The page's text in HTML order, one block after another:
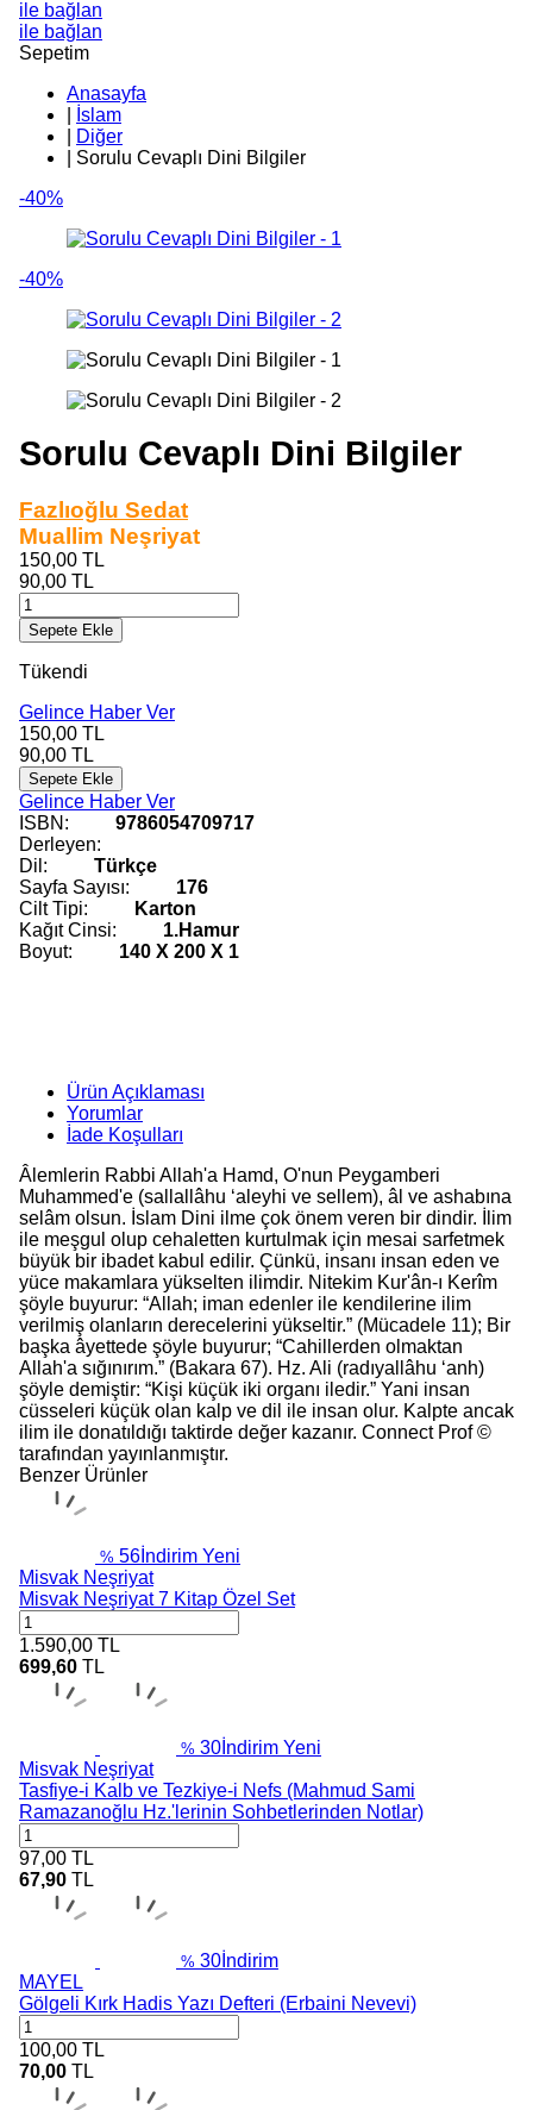
ile bağlan
ile bağlan
Sepetim
Anasayfa
İslam
Diğer
Sorulu Cevaplı Dini Bilgiler
-40%
-40%
Sorulu Cevaplı Dini Bilgiler
Fazlıoğlu Sedat
Muallim Neşriyat
150,00 TL
90,00 TL
Sepete Ekle
Tükendi
Gelince Haber Ver
150,00 TL
90,00 TL
Sepete Ekle
Gelince Haber Ver
ISBN:
9786054709717
Derleyen:
Dil:
Türkçe
Sayfa Sayısı:
176
Cilt Tipi:
Karton
Kağıt Cinsi:
1.Hamur
Boyut:
140 X 200 X 1
Ürün Açıklaması
Yorumlar
İade Koşulları
Âlemlerin Rabbi Allah'a Hamd, O'nun Peygamberi
Muhammed'e (sallallâhu ‘aleyhi ve sellem), âl ve ashabına
selâm olsun. İslam Dini ilme çok önem veren bir dindir. İlim
ile meşgul olup cehaletten kurtulmak için mesai sarfetmek
büyük bir ibadet kabul edilir. Çünkü, insanı insan eden ve
yüce makamlara yükselten ilimdir. Nitekim Kur'ân-ı Kerîm
şöyle buyurur: “Allah; iman edenler ile kendilerine ilim
verilmiş olanların derecelerini yükseltir.” (Mücadele 11); Bir
başka âyettede şöyle buyurur; “Cahillerden olmaktan
Allah'a sığınırım.” (Bakara 67). Hz. Ali (radıyallâhu ‘anh)
şöyle demiştir: “Kişi küçük iki organı iledir.” Yani insan
cüsseleri küçük olan kalp ve dil ile insan olur. Kalpte ancak
ilim ile donatıldığı taktirde değer kazanır. Connect Prof ©
tarafından yayınlanmıştır.
Benzer Ürünler
% 56 İndirim Yeni
Misvak Neşriyat
Misvak Neşriyat 7 Kitap Özel Set
1.590,00 TL
699,60 TL
% 30 İndirim Yeni
Misvak Neşriyat
Tasfiye-i Kalb ve Tezkiye-i Nefs (Mahmud Sami
Ramazanoğlu Hz.'lerinin Sohbetlerinden Notlar)
97,00 TL
67,90 TL
% 30 İndirim
MAYEL
Gölgeli Kırk Hadis Yazı Defteri (Erbaini Nevevi)
100,00 TL
70,00 TL